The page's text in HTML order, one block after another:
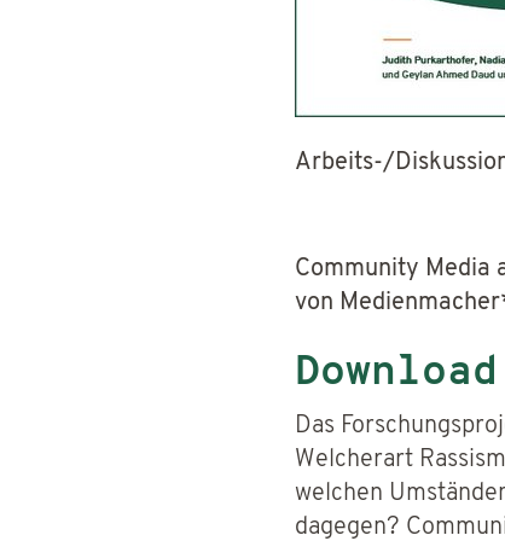
Arbeits-/
Community Media
von
Download
Das
Welcherart
welchen
dagegen?